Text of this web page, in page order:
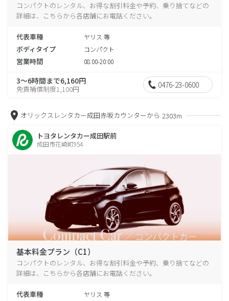
コンパクトのレンタル、お得な割引料金や予約、乗り捨てなどの
詳細は、こちらから各店舗にお電話ください。
代表車種 ヤリス 等
ボディタイプ コンパクト
営業時間 08:00-20:00
3～6時間まで6,160円
免責補償制度1,100円 0476-23-0600
オリックスレンタカー成田赤坂カウンターから 2303m
トヨタレンタカー成田駅前
成田市花崎町954
基本料金プラン（C1）
コンパクトのレンタル、お得な割引料金や予約、乗り捨てなどの
詳細は、こちらから各店舗にお電話ください。
代表車種 ヤリス 等